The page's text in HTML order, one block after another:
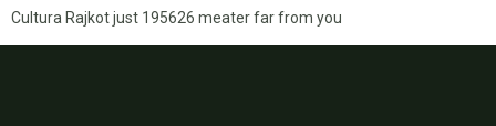
Cultura Rajkot just 195626 meater far from you